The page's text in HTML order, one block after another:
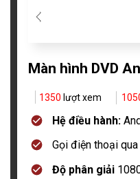
Màn hình DVD
1350 lượt xem
Hệ điều hành:
Gọi điện thoại
Độ phân giải